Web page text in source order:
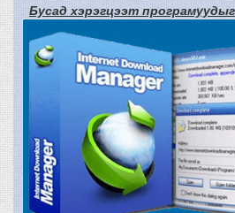
Бусад хэрэгцээт